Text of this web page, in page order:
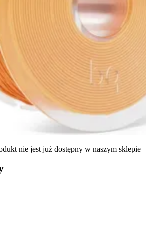
nie jest już dostępny w naszym sklepie